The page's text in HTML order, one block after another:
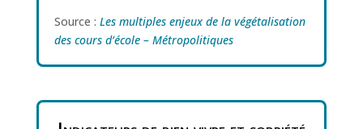
Source : Les multiples enjeux de la végétalisation
des cours d’école – Métropolitiques